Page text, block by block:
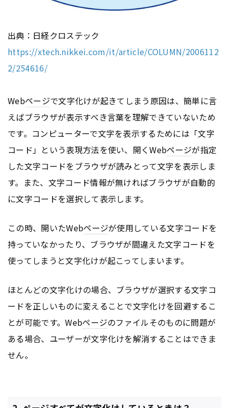
出典：日経クロステック
https://xtech.nikkei.com/it/article/COLUMN/2006112
2/254616/
Webページで文字化けが起きてしまう原因は、簡単に言
えばブラウザが表示すべき言葉を理解できていないため
です。コンピューターで文字を表示するためには「文字
コード」という表現方法を使い、開くWebページが指定
した文字コードをブラウザが読みとって文字を表示しま
す。また、文字コード情報が無ければブラウザが自動的
に文字コードを選択して表示します。
この時、開いたWebページが使用している文字コードを
持っていなかったり、ブラウザが間違えた文字コードを
使ってしまうと文字化けが起こってしまいます。
ほとんどの文字化けの場合、ブラウザが選択する文字コ
ードを正しいものに変えることで文字化けを回避するこ
とが可能です。Webページのファイルそのものに問題が
ある場合、ユーザーが文字化けを解消することはできま
せん。